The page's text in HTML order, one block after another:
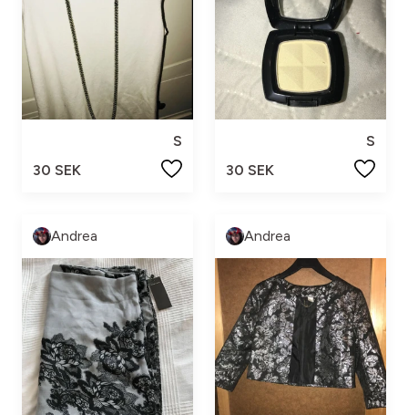
S
30 SEK
S
30 SEK
Andrea Andrea